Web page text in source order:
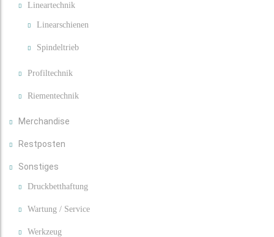
Lineartechnik
Linearschienen
Spindeltrieb
Profiltechnik
Riementechnik
Merchandise
Restposten
Sonstiges
Druckbetthaftung
Wartung / Service
Werkzeug